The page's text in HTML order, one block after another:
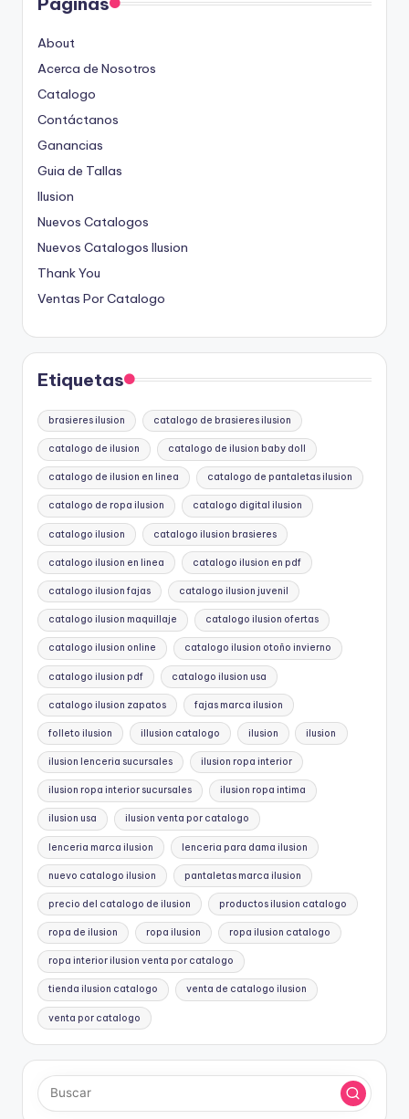
About
Acerca de Nosotros
Catalogo
Contáctanos
Ganancias
Guia de Tallas
Ilusion
Nuevos Catalogos
Nuevos Catalogos Ilusion
Thank You
Ventas Por Catalogo
Etiquetas
brasieres ilusion catalogo de brasieres ilusion
catalogo de ilusion catalogo de ilusion baby doll
catalogo de ilusion en linea catalogo de pantaletas ilusion
catalogo de ropa ilusion catalogo digital ilusion
catalogo ilusion catalogo ilusion brasieres
catalogo ilusion en linea catalogo ilusion en pdf
catalogo ilusion fajas catalogo ilusion juvenil
catalogo ilusion maquillaje catalogo ilusion ofertas
catalogo ilusion online catalogo ilusion otoño invierno
catalogo ilusion pdf catalogo ilusion usa
catalogo ilusion zapatos fajas marca ilusion
folleto ilusion illusion catalogo ilusion ilusion
ilusion lenceria sucursales ilusion ropa interior
ilusion ropa interior sucursales ilusion ropa intima
ilusion usa ilusion venta por catalogo
lenceria marca ilusion lenceria para dama ilusion
nuevo catalogo ilusion pantaletas marca ilusion
precio del catalogo de ilusion productos ilusion catalogo
ropa de ilusion ropa ilusion ropa ilusion catalogo
ropa interior ilusion venta por catalogo
tienda ilusion catalogo venta de catalogo ilusion
venta por catalogo